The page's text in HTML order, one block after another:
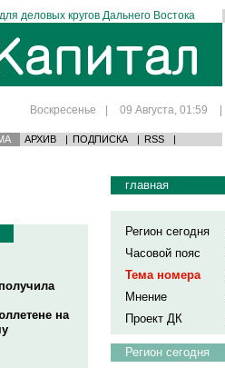
деловых кругов Дальнего Востока
Воскресенье | 09 Августа, 01:59 |
АРХИВ | ПОДПИСКА | RSS |
на
главная
Регион сегодня
Часовой пояс
Тема номера
Мнение
Проект ДК
Регион сегодня